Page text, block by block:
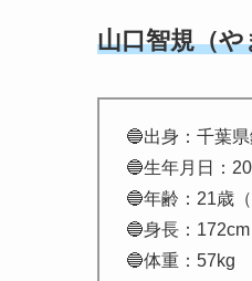
山口智規（
🔵出身：千葉
🔵生年月日：
🔵年齢：21歳
🔵身長：172cm
🔵体重：57kg